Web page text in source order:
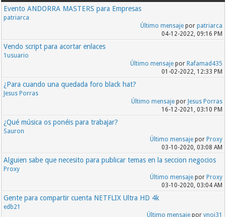
Evento ANDORRA MASTERS para Empresas
patriarca
Último mensajepor patriarca
04-12-2022, 09:16 PM
Vendo script para acortar enlaces
1usuario
Último mensajepor Rafamad435
01-02-2022, 12:33 PM
¿Para cuando una quedada foro black hat?
Jesus Porras
Último mensajepor Jesus Porras
16-12-2021, 03:10 PM
¿Qué música os ponéis para trabajar?
Sauron
Último mensajepor Proxy
03-10-2020, 03:08 AM
Alguien sabe que necesito para publicar temas en la seccion negocios
Proxy
Último mensajepor Proxy
03-10-2020, 03:04 AM
Gente para compartir cuenta NETFLIX Ultra HD 4k
edb21
Último mensajepor ynoj31